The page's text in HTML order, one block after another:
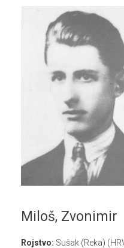
Miloš, Zvonimir
Rojstvo: Sušak (Reka)